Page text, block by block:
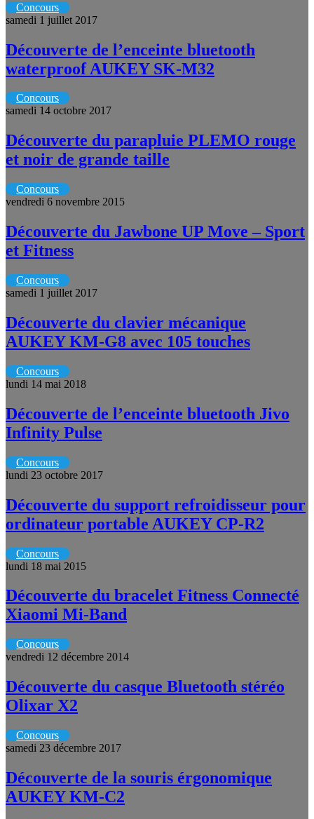
Concours
samedi 1 juillet 2017
Découverte de l’enceinte bluetooth
waterproof AUKEY SK-M32
Concours
samedi 14 octobre 2017
Découverte du parapluie PLEMO rouge
et noir de grande taille
Concours
vendredi 6 novembre 2015
Découverte du Jawbone UP Move – Sport
et Fitness
Concours
samedi 1 juillet 2017
Découverte du clavier mécanique
AUKEY KM-G8 avec 105 touches
Concours
lundi 14 mai 2018
Découverte de l’enceinte bluetooth Jivo
Infinity Pulse
Concours
lundi 23 octobre 2017
Découverte du support refroidisseur pour
ordinateur portable AUKEY CP-R2
Concours
lundi 18 mai 2015
Découverte du bracelet Fitness Connecté
Xiaomi Mi-Band
Concours
vendredi 12 décembre 2014
Découverte du casque Bluetooth stéréo
Olixar X2
Concours
samedi 23 décembre 2017
Découverte de la souris érgonomique
AUKEY KM-C2